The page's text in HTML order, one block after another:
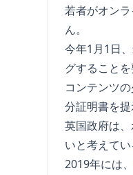
若者がオン
ん。
今年1月1日
グすること
コンテンツ
分証明書を提
英国政府は
いと考えてい
2019年には